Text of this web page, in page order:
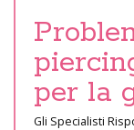
per la
Gli Specialisti